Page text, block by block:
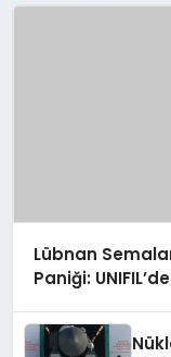
Lübnan
Paniği: